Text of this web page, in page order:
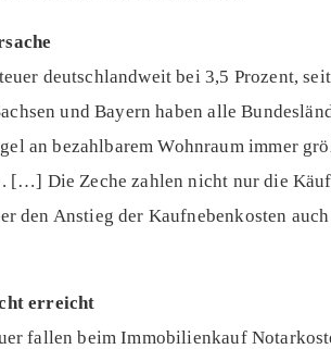
deutschlandweit bei 3,5 Prozent,
und Bayern haben alle
an bezahlbarem Wohnraum immer
[…] Die Zeche zahlen nicht nur die
den Anstieg der Kaufnebenkosten
erreicht
fallen beim Immobilienkauf